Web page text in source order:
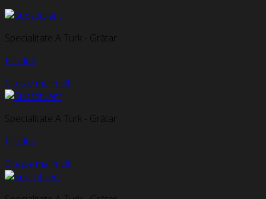
Specialitate A Turk - Grătar
Produs
Citește mai mult
Specialitate A Turk - Grătar
Produs
Citește mai mult